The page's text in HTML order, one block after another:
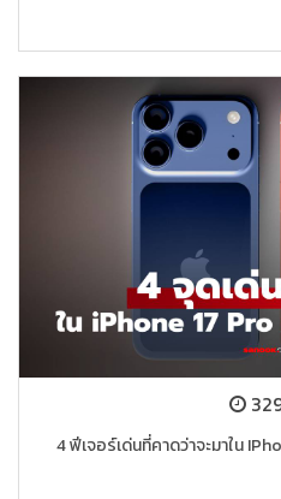
4 ฟีเจอร์เด่นที่คาดว่าจะมาใน